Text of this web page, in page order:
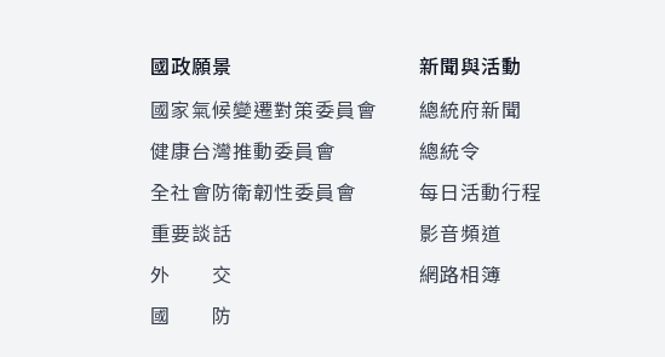
國政願景
國家氣候變遷對策委員會
健康台灣推動委員會
全社會防衛韌性委員會
重要談話
外 交
國 防
新聞與活動
總統府新聞
總統令
每日活動行程
影音頻道
網路相簿